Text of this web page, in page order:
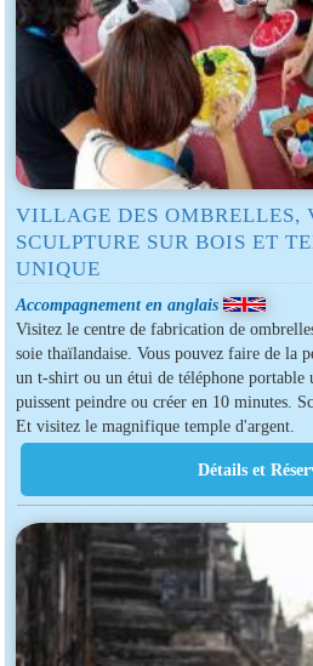
VILLAGE DES
SCULPTURE SUR BOIS ET
UNIQUE
Accompagnement en anglais
Visitez le centre de fabrication de
soie thaïlandaise. Vous pouvez faire de la
un t-shirt ou un étui de téléphone portable
puissent peindre ou créer en 10 minutes.
Et visitez le magnifique temple d'argent.